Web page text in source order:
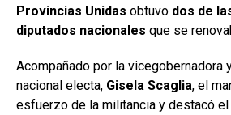
Provincias Unidas obtuvo dos de
diputados nacionales que se
Acompañado por la vicegobernadora
nacional electa, Gisela Scaglia, el
esfuerzo de la militancia y destacó el